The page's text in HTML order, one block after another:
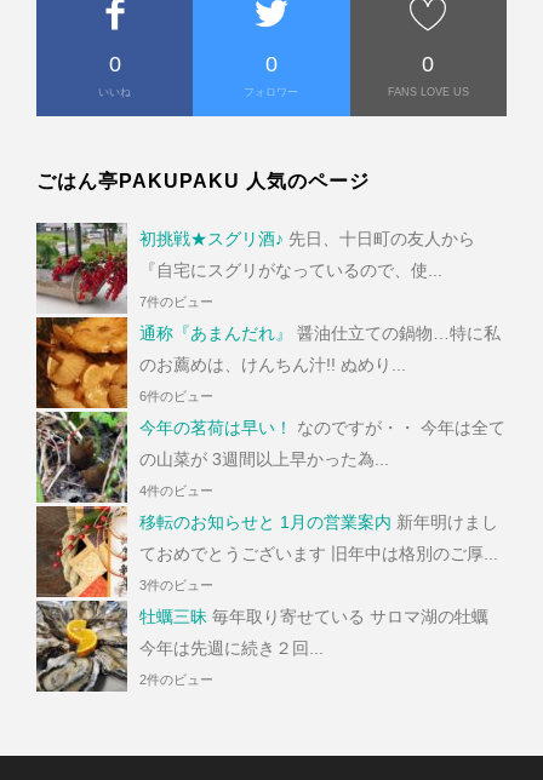
0
いいね
0
フォロワー
0
FANS LOVE US
ごはん亭PAKUPAKU 人気のページ
初挑戦★スグリ酒♪ 先日、十日町の友人から
『自宅にスグリがなっているので、使...
7件のビュー
通称『あまんだれ』
醤油仕立ての鍋物…特に私
のお薦めは、けんちん汁!! ぬめり...
6件のビュー
今年の茗荷は早い！
なのですが・・ 今年は全て
の山菜が 3週間以上早かった為...
4件のビュー
移転のお知らせと 1月の営業案内 新年明けまし
ておめでとうございます 旧年中は格別のご厚...
3件のビュー
牡蠣三昧 毎年取り寄せている サロマ湖の牡蠣
今年は先週に続き２回...
2件のビュー